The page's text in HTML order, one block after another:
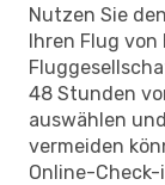
Nutzen Sie
Ihren Flug von
48 Stunden
auswählen
vermeiden
Online-